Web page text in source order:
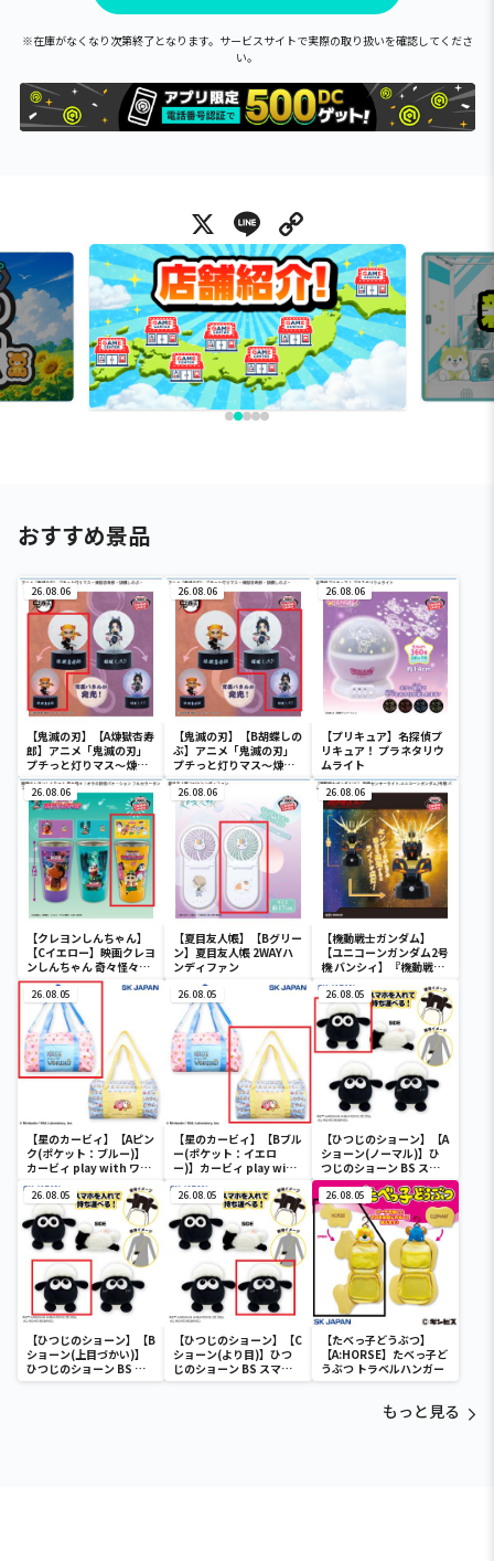
※在庫がなくなり次第終了となります。サービスサイトで実際の取り扱いを確認してくださ
い。
X Line
おすすめ景品
26.08.06
【鬼滅の刃】【A煉獄杏寿
郎】アニメ「鬼滅の刃」
プチっと灯りマス～煉獄
杏寿郎・胡蝶しのぶ～
26.08.06
【鬼滅の刃】【B胡蝶しの
ぶ】アニメ「鬼滅の刃」
プチっと灯りマス～煉獄
杏寿郎・胡蝶しのぶ～
26.08.06
【プリキュア】名探偵プ
リキュア！ プラネタリウ
ムライト
26.08.06
【クレヨンしんちゃん】
【Cイエロー】映画クレヨ
ンしんちゃん 奇々怪々！
オラの妖怪バケ～ション
フルカラータンブラー
26.08.06
【夏目友人帳】【Bグリー
ン】夏目友人帳 2WAYハ
ンディファン
26.08.06
【機動戦士ガンダム】
【ユニコーンガンダム2号
機 バンシィ】『機動戦士
ーライト-ユニコーンガン
ダム2号機 バンシィ（デ
ストロイモード）-
26.08.05
【星のカービィ】【Aピン
ク(ポケット：ブルー)】
カービィ play with ワド
ルディ ボストンバッグ
26.08.05
【星のカービィ】【Bブル
ー(ポケット：イエロ
ー)】カービィ play with
ワドルディ ボストンバッ
グ
26.08.05
【ひつじのショーン】【A
ショーン(ノーマル)】ひ
つじのショーン BS スマ
ホショーンルダー
26.08.05
【ひつじのショーン】【B
ショーン(上目づかい)】
ひつじのショーン BS ス
マホショーンルダー
26.08.05
【ひつじのショーン】【C
ショーン(より目)】ひつ
じのショーン BS スマホ
ショーンルダー
26.08.05
【たべっ子どうぶつ】
【A:HORSE】たべっ子ど
うぶつ トラベルハンガー
もっと見る